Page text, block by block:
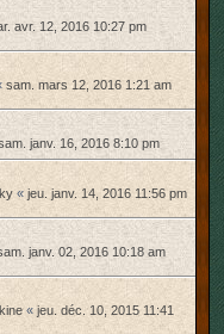
avr. 12, 2016 10:27 pm
sam. mars 12, 2016 1:21 am
janv. 16, 2016 8:10 pm
« jeu. janv. 14, 2016 11:56 pm
janv. 02, 2016 10:18 am
« jeu. déc. 10, 2015 11:41